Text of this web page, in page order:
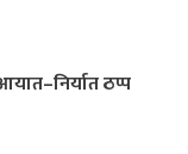
ठप्प